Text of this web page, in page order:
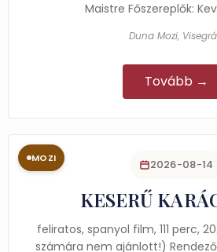
Maistre Főszereplők:
Duna Mozi,
Tovább →
MOZI 2026-08-14
KESERŰ
feliratos, spanyol film, 111 perc,
számára nem ajánlott!)